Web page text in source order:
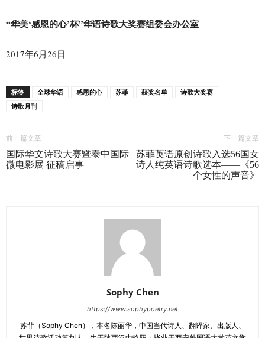
“华美‘感恩的心’杯”华语诗歌大奖赛组委会办公室
2017年6月26日
标签 全球华语 感恩的心 苏菲 获奖名单
诗歌大奖赛
诗歌月刊
前一篇文章
国际华文诗歌大赛暨泰中国际
微电影展 征稿启事
下一篇文章
苏菲英语原创诗歌入选56国女
诗人纯英语诗歌选本——《56
个女性的声音》
Sophy Chen
https://www.sophypoetry.net
苏菲（Sophy Chen），本名陈丽华，中国当代诗人、翻译家、出版人、